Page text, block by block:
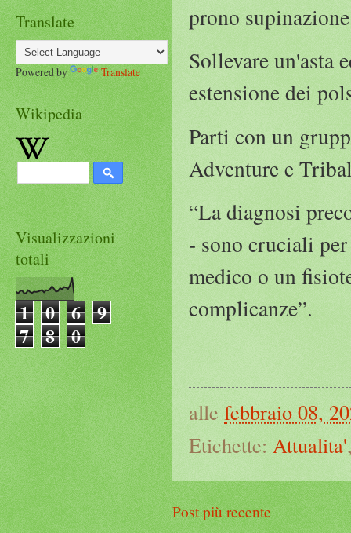
prono
Sollevare un'asta
estensione dei
Parti con un
Adventure e
“La diagnosi
- sono cruciali
medico o un
complicanze”.
alle febbraio 08,
Etichette: Attualita'
Post più recente
Translate
Powered by Translate
Wikipedia
Visualizzazioni
totali
1 0 6 9
7 8 0